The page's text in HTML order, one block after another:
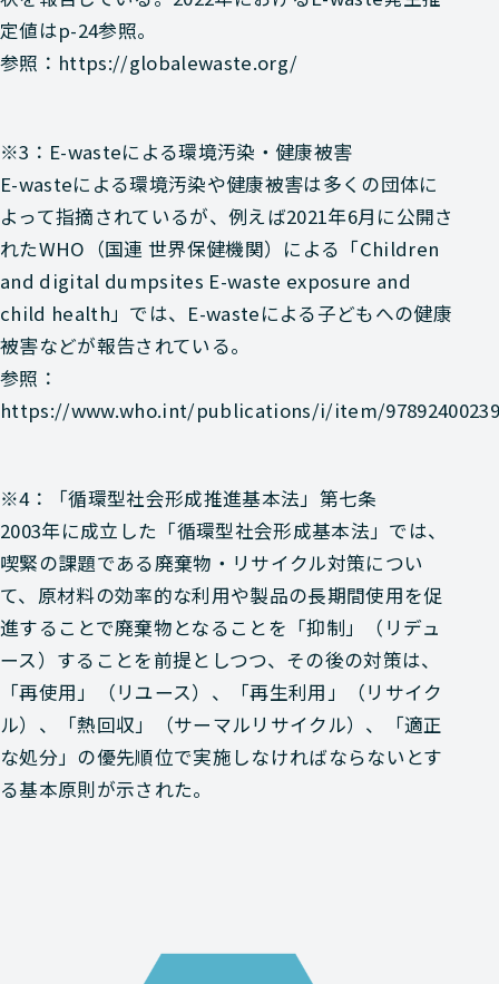
定値はp-24参照。
参照：https://globalewaste.org/
※3：E-wasteによる環境汚染・健康被害
E-wasteによる環境汚染や健康被害は多くの団体に
よって指摘されているが、例えば2021年6月に公開さ
れたWHO（国連 世界保健機関）による「Children
and digital dumpsites E-waste exposure and
child health」では、E-wasteによる子どもへの健康
被害などが報告されている。
参照：
https://www.who.int/publications/i/item/
※4：「循環型社会形成推進基本法」第七条
2003年に成立した「循環型社会形成基本法」では、
喫緊の課題である廃棄物・リサイクル対策につい
て、原材料の効率的な利用や製品の長期間使用を促
進することで廃棄物となることを「抑制」（リデュ
ース）することを前提としつつ、その後の対策は、
「再使用」（リユース）、「再生利用」（リサイク
ル）、「熱回収」（サーマルリサイクル）、「適正
な処分」の優先順位で実施しなければならないとす
る基本原則が示された。